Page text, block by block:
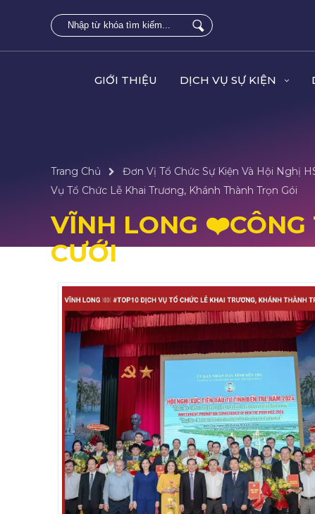
GIỚI THIỆU DỊCH VỤ SỰ KIỆN
Trang Chủ Đơn Vị Tổ Chức Sự Kiện Và Hội Nghị
Vụ Tổ Chức Lễ Khai Trương, Khánh Thành Trọn Gói
VĨNH LONG ❤️️CÔNG
CƯỚI